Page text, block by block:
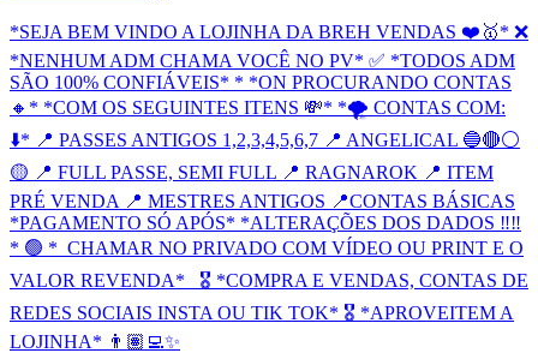
*SEJA BEM VINDO A LOJINHA DA BREH VENDAS ❤️🥇* ❌
*NENHUM ADM CHAMA VOCÊ NO PV* ✅ *TODOS ADM
SÃO 100% CONFIÁVEIS* * *ON PROCURANDO CONTAS
🔸* *COM OS SEGUINTES ITENS 💸* *🌪 CONTAS COM:
⬇️* 📍 PASSES ANTIGOS 1,2,3,4,5,6,7 📍 ANGELICAL 🔵🔴⚪️
🟡 📍 FULL PASSE, SEMI FULL 📍 RAGNAROK 📍 ITEM
PRÉ VENDA 📍 MESTRES ANTIGOS 📍CONTAS BÁSICAS
*PAGAMENTO SÓ APÓS* *ALTERAÇÕES DOS DADOS ‼️‼️
* 🟢 *_CHAMAR NO PRIVADO COM VÍDEO OU PRINT E O
VALOR REVENDA*_ 🎖️ *COMPRA E VENDAS, CONTAS DE
REDES SOCIAIS INSTA OU TIK TOK* 🎖️ *APROVEITEM A
LOJINHA* 👨🏽‍💻✨